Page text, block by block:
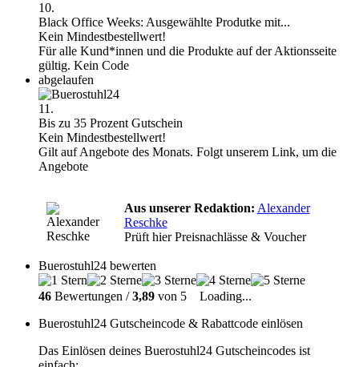
10.
Black Office Weeks: Ausgewählte Produtke mit...
Kein Mindestbestellwert!
Für alle Kund*innen und die Produkte auf der Aktionsseite
gültig. Kein Code
abgelaufen
11.
Bis zu 35 Prozent Gutschein
Kein Mindestbestellwert!
Gilt auf Angebote des Monats. Folgt unserem Link, um die
Angebote
Aus unserer Redaktion: Alexander
Reschke
Prüft hier Preisnachlässe & Voucher
Buerostuhl24 bewerten
46 Bewertungen /3,89 von 5
Loading...
Buerostuhl24 Gutscheincode & Rabattcode einlösen
Das Einlösen deines Buerostuhl24 Gutscheincodes ist